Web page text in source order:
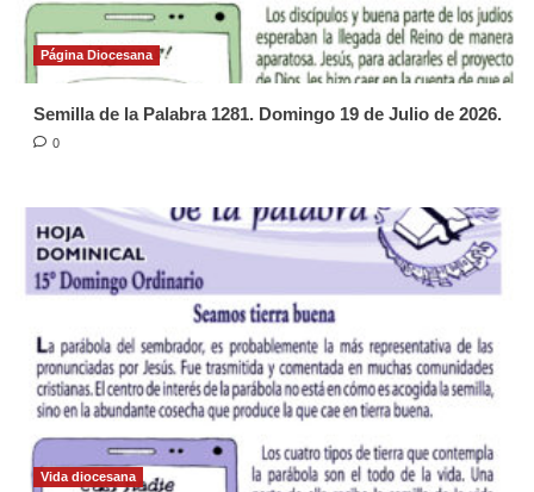
Página Diocesana
Semilla de la Palabra 1281. Domingo 19 de Julio de 2026.
0
Vida diocesana